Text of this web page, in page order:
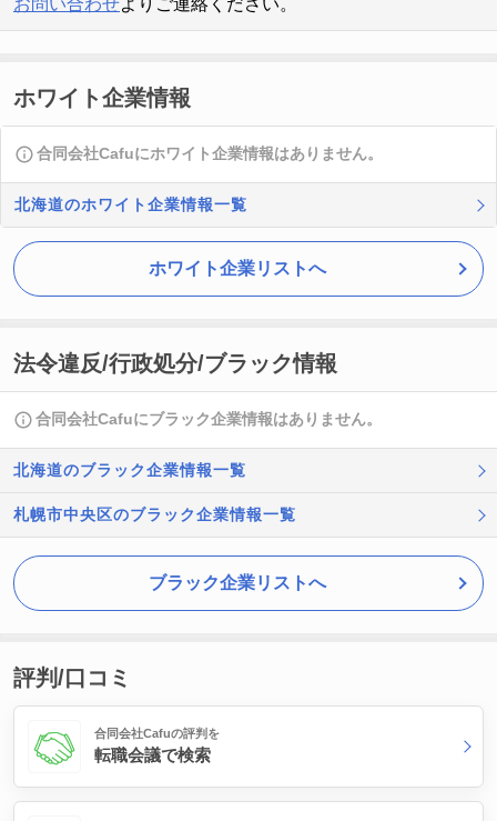
お問い合わせよりご連絡ください。
ホワイト企業情報
合同会社Cafuにホワイト企業情報はありません。
北海道のホワイト企業情報一覧
ホワイト企業リストへ
法令違反/行政処分/ブラック情報
合同会社Cafuにブラック企業情報はありません。
北海道のブラック企業情報一覧
札幌市中央区のブラック企業情報一覧
ブラック企業リストへ
評判/口コミ
合同会社Cafuの評判を
転職会議で検索